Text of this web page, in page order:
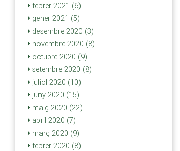
febrer 2021 (6)
gener 2021 (5)
desembre 2020 (3)
novembre 2020 (8)
octubre 2020 (9)
setembre 2020 (8)
juliol 2020 (10)
juny 2020 (15)
maig 2020 (22)
abril 2020 (7)
març 2020 (9)
febrer 2020 (8)